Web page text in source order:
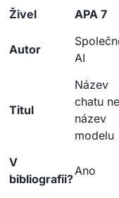
Živel APA 7
Autor
AI
Titul
Název
chatu
název
modelu
V
bibliografii?
Ano